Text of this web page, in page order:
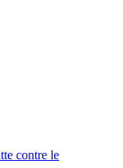
contre le